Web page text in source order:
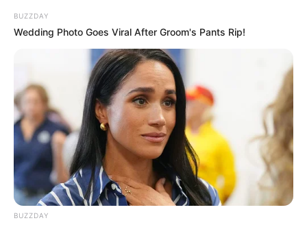
BUZZDAY
Wedding Photo Goes Viral After Groom's Pants Rip!
BUZZDAY